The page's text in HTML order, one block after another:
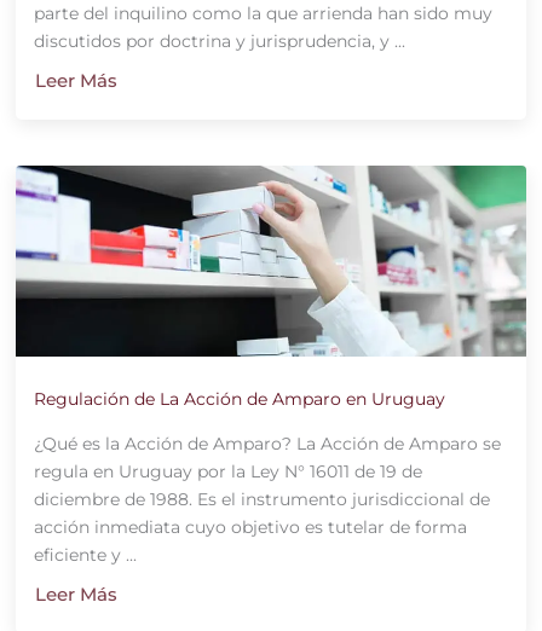
parte del inquilino como la que arrienda han sido muy
discutidos por doctrina y jurisprudencia, y ...
Leer Más
Regulación de La Acción de Amparo en Uruguay
¿Qué es la Acción de Amparo? La Acción de Amparo se
regula en Uruguay por la Ley N° 16011 de 19 de
diciembre de 1988. Es el instrumento jurisdiccional de
acción inmediata cuyo objetivo es tutelar de forma
eficiente y ...
Leer Más